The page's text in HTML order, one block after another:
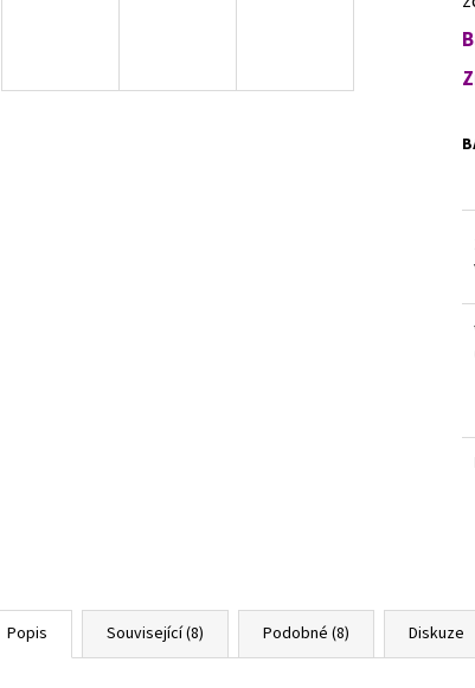
Popis Související (8) Podobné (8) Diskuze